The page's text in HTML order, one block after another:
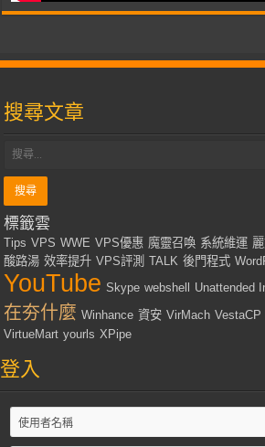
搜尋文章
標籤雲
Tips VPS WWE VPS優惠 魔靈召喚 系統維運
酸路湯 效率提升 VPS評測 TALK 後門程式
YouTube Skype webshell Unattended
在夯什麼 Winhance 資安 VirMach VestaCP
VirtueMart yourls XPipe
登入